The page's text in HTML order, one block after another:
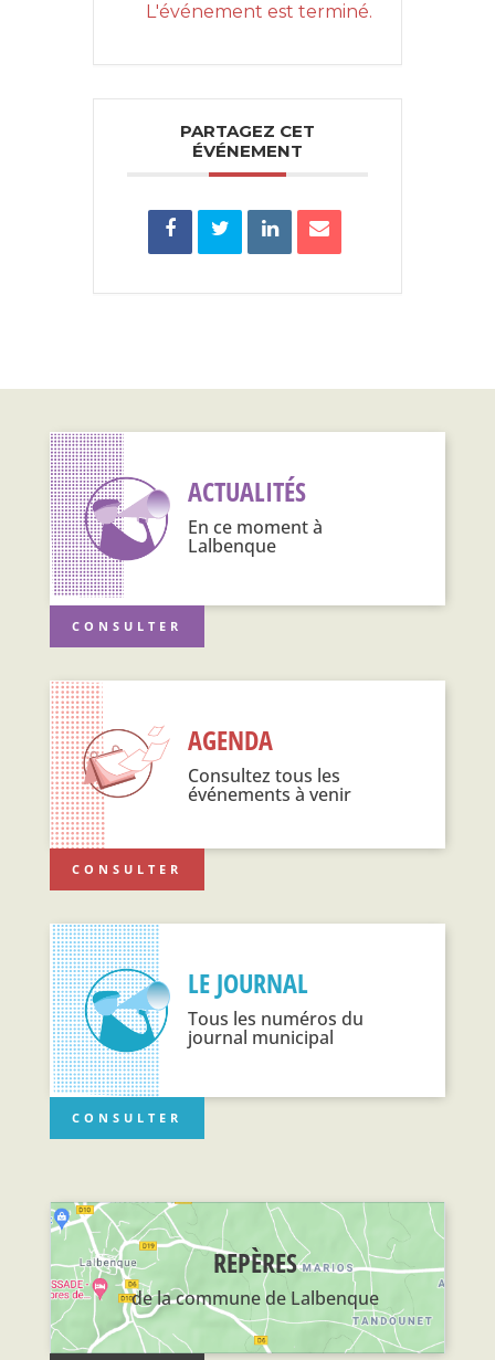
L'événement est terminé.
PARTAGEZ CET
ÉVÉNEMENT
ACTUALITÉS
En ce moment à
Lalbenque
CONSULTER
AGENDA
Consultez tous les
événements à venir
CONSULTER
LE JOURNAL
Tous les numéros du
journal municipal
CONSULTER
REPÈRES
de la commune de Lalbenque